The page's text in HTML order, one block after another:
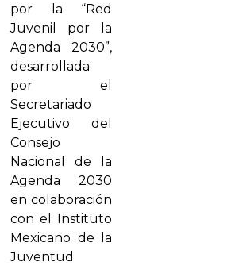
por la “Red
Juvenil por la
Agenda 2030”,
desarrollada
por el
Secretariado
Ejecutivo del
Consejo
Nacional de la
Agenda 2030
en colaboración
con el Instituto
Mexicano de la
Juventud